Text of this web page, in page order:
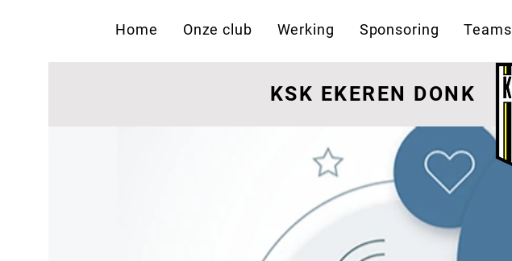
Home Onze club Werking Sponsoring Teams
KSK EKEREN DONK